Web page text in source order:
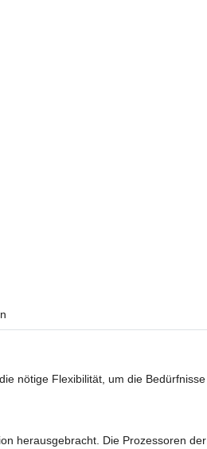
nötige Flexibilität, um die
herausgebracht. Die Prozessoren